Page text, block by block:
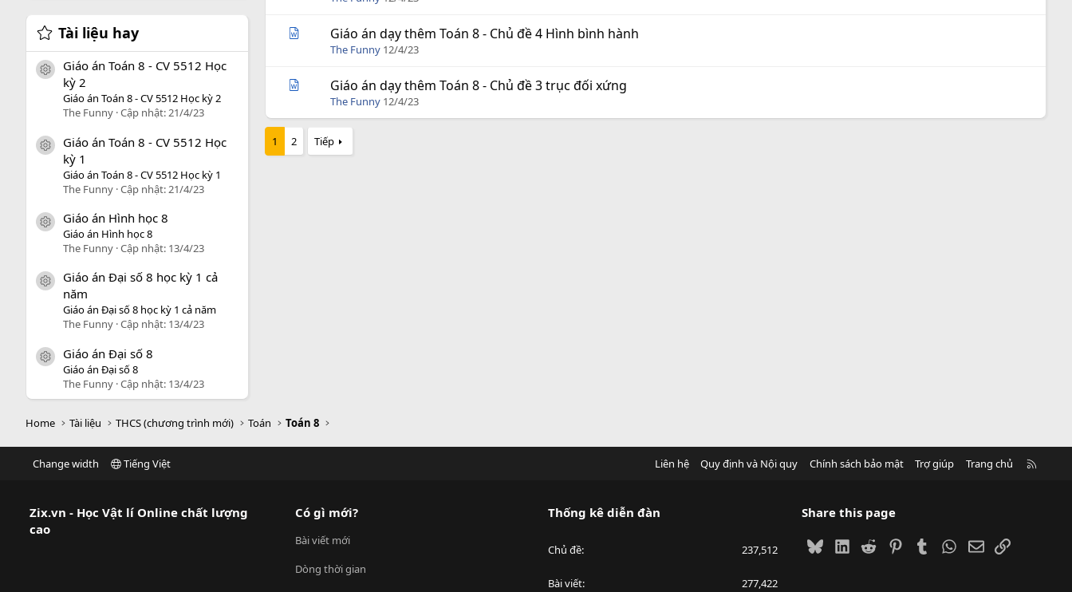
Tài liệu hay
icon tài liệu
Giáo án Toán 8 - CV 5512 Học
kỳ 2
Giáo án Toán 8 - CV 5512 Học kỳ 2
The Funny Cập nhật:21/4/23
icon tài liệu
Giáo án Toán 8 - CV 5512 Học
kỳ 1
Giáo án Toán 8 - CV 5512 Học kỳ 1
The Funny Cập nhật:21/4/23
icon tài liệu
Giáo án Hình học 8
Giáo án Hình học 8
The Funny Cập nhật: 13/4/23
icon tài liệu
Giáo án Đại số 8 học kỳ 1 cả
năm
Giáo án Đại số 8 học kỳ 1 cả năm
The Funny Cập nhật: 13/4/23
icon tài liệu
Giáo án Đại số 8
Giáo án Đại số 8
The Funny Cập nhật: 13/4/23
Giáo án dạy thêm Toán 8 - Chủ đề 4 Hình bình hành
The Funny 12/4/23
Giáo án dạy thêm Toán 8 - Chủ đề 3 trục đối xứng
The Funny 12/4/23
1 2 Tiếp
Home Tài liệu THCS (chương trình mới) Toán Toán 8
Change width Tiếng Việt Liên hệ Quy định và Nội quy Chính sách bảo mật Trợ giúp Trang chủ
Zix.vn - Học Vật lí Online chất lượng
cao
Có gì mới?
Bài viết mới
Dòng thời gian
Thống kê diễn đàn
Chủ đề 237,512
Bài viết 277,422
Share this page
BlueskyLinkedIn
Reddit PinterestTumblrWhatsApp
EmailLink